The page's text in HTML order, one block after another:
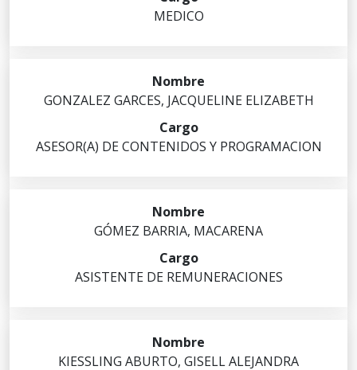
MEDICO
GONZALEZ GARCES, JACQUELINE ELIZABETH
ASESOR(A) DE CONTENIDOS Y PROGRAMACION
GÓMEZ BARRIA, MACARENA
ASISTENTE DE REMUNERACIONES
KIESSLING ABURTO, GISELL ALEJANDRA